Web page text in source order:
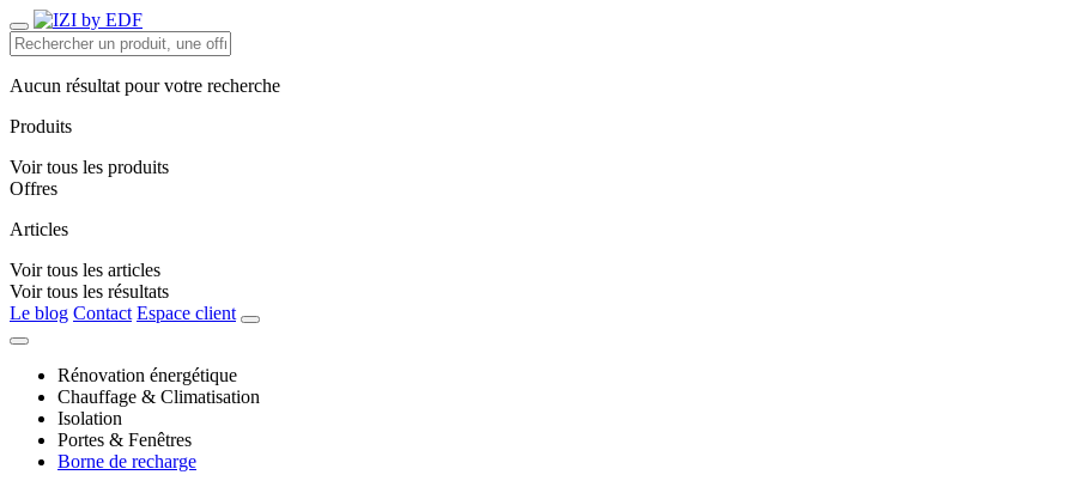
Aucun résultat pour votre recherche
Produits
Voir tous les produits
Offres
Articles
Voir tous les articles
Voir tous les résultats
Le blog Contact Espace client
Rénovation énergétique
Chauffage & Climatisation
Isolation
Portes & Fenêtres
Borne de recharge